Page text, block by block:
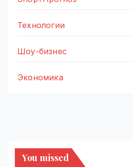
Технологии
Шоу-бизнес
Экономика
You missed